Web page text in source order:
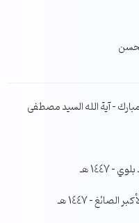
– آية الله السيد مصطفى
هـ
– 1447 هـ